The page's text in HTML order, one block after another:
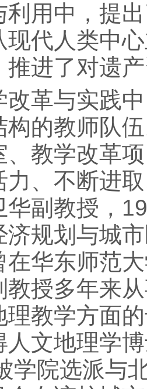
利用中，提
现代人类中
推进了对遗
改革与实践
构的教师队
、教学改革
力、不断进
华副教授，
济规划与城
在华东师范
教授多年来
理教学方面
人文地理学
学院选派与